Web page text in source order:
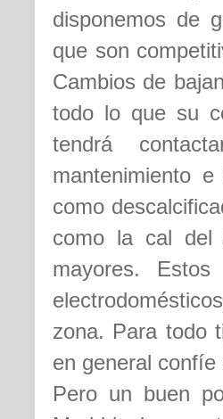
disponemos de
que son
Cambios de
todo lo que su
tendrá
mantenimiento
como
como la cal del
mayores.
zona. Para todo
en general
Pero un buen